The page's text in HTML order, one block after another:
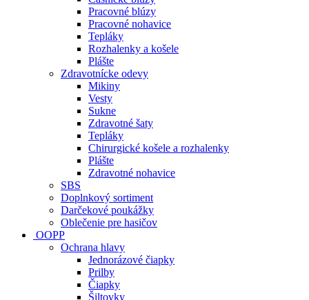
Pracovné blúzy
Pracovné nohavice
Tepláky
Rozhalenky a košele
Plášte
Zdravotnícke odevy
Mikiny
Vesty
Sukne
Zdravotné šaty
Tepláky
Chirurgické košele a rozhalenky
Plášte
Zdravotné nohavice
SBS
Doplnkový sortiment
Darčekové poukážky
Oblečenie pre hasičov
OOPP
Ochrana hlavy
Jednorázové čiapky
Prilby
Čiapky
Šiltovky